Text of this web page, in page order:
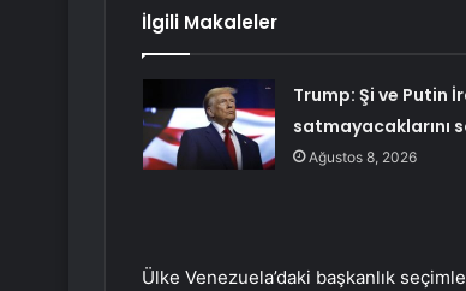
İlgili Makaleler
Trump: Şi ve Putin
satmayacaklarını
Ağustos 8, 2026
Ülke Venezuela’daki başkanlık